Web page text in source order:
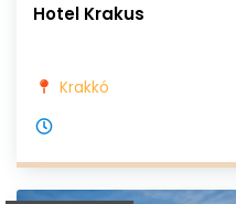
Hotel Krakus
Krakkó